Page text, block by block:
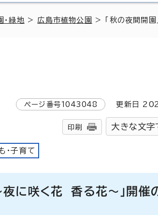
・緑地 > 広島市植物公園 > 「秋の夜間開園
ページ番号1043048 更新日
印刷 大きな文字
・子育て
に咲く花 香る花～」開催